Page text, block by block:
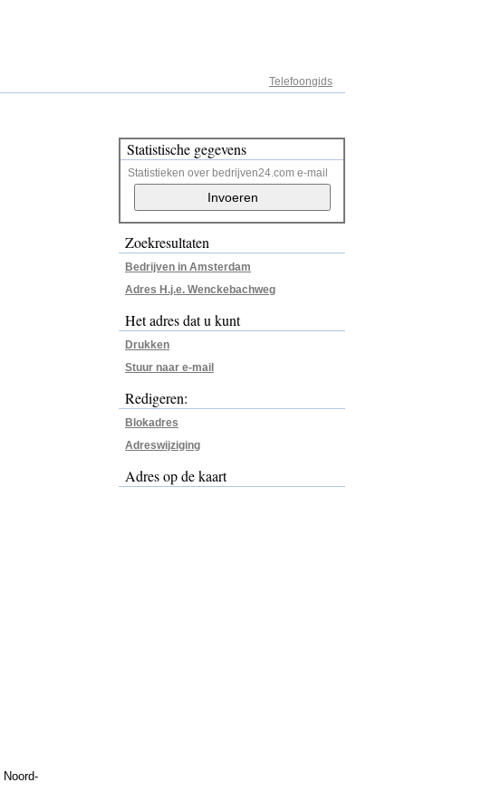
Telefoongids
Noord-
Statistische gegevens
Statistieken over bedrijven24.com e-mail
Zoekresultaten
Bedrijven in Amsterdam
Adres H.j.e. Wenckebachweg
Het adres dat u kunt
Drukken
Stuur naar e-mail
Redigeren:
Blokadres
Adreswijziging
Adres op de kaart